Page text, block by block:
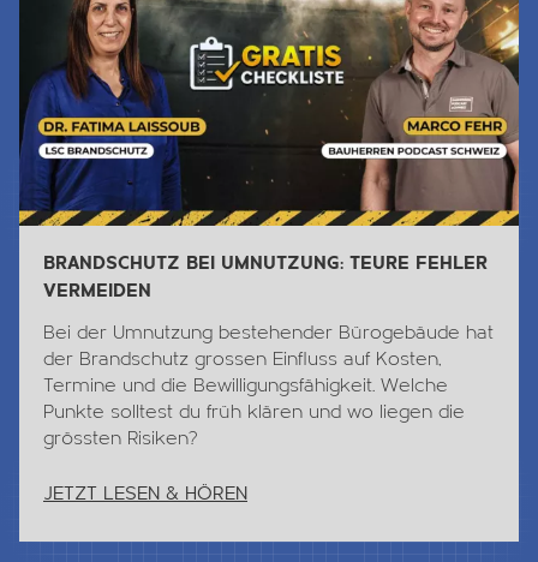
BRANDSCHUTZ BEI UMNUTZUNG: TEURE FEHLER
VERMEIDEN
Bei der Umnutzung bestehender Bürogebäude hat
der Brandschutz grossen Einfluss auf Kosten,
Termine und die Bewilligungsfähigkeit. Welche
Punkte solltest du früh klären und wo liegen die
grössten Risiken?
JETZT LESEN & HÖREN